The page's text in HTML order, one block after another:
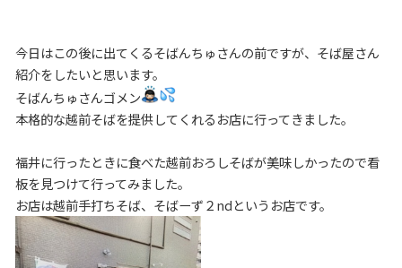
今日はこの後に出てくるそばんちゅさんの前ですが、そば屋さん
紹介をしたいと思います。
そばんちゅさんゴメン
本格的な越前そばを提供してくれるお店に行ってきました。
福井に行ったときに食べた越前おろしそばが美味しかったので看
板を見つけて行ってみました。
お店は越前手打ちそば、そばーず２ndというお店です。